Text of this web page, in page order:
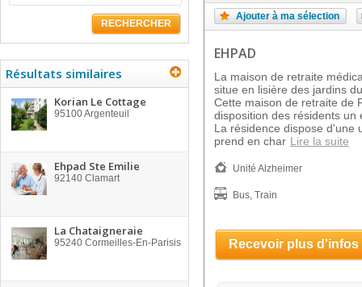
RECHERCHER
Résultats similaires
Korian Le Cottage
95100Argenteuil
Ehpad Ste Emilie
92140 Clamart
La Chataigneraie
95240 Cormeilles-En-Parisis
Ajouter à ma sélection
EHPAD
La maison de retraite
situe en lisière des jardins
Cette maison de retraite de
disposition des résidents
La résidence dispose d'une
prend en char Lire la suite
Unité Alzheimer
Bus, Train
Recevoir plus d'infos